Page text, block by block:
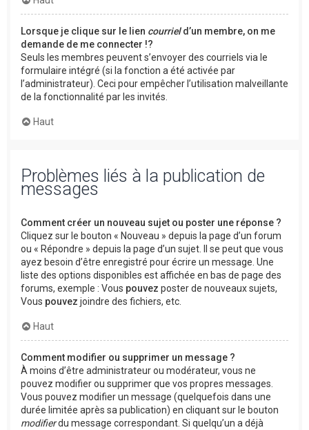
Lorsque je clique sur le lien courrield’un membre, on me
demande de me connecter !?
Seuls les membres peuvent s’envoyer des courriels via le
formulaire intégré (si la fonction a été activée par
l’administrateur). Ceci pour empêcher l’utilisation malveillante
de la fonctionnalité par les invités.
Haut
Problèmes liés à la publication de
messages
Comment créer un nouveau sujet ou poster une réponse ?
Cliquez sur le bouton « Nouveau » depuis la page d’un forum
ou « Répondre » depuis la page d’un sujet. Il se peut que vous
ayez besoin d’être enregistré pour écrire un message. Une
liste des options disponibles est affichée en bas de page des
forums, exemple : Vous pouvez poster de nouveaux sujets,
Vous pouvez joindre des fichiers, etc.
Haut
Comment modifier ou supprimer un message ?
À moins d’être administrateur ou modérateur, vous ne
pouvez modifier ou supprimer que vos propres messages.
Vous pouvez modifier un message (quelquefois dans une
durée limitée après sa publication) en cliquant sur le bouton
modifierdu message correspondant. Si quelqu’un a déjà